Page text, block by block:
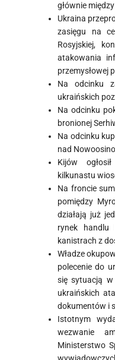
głównie
Ukraina
zasięgu na
Rosyjskiej,
atakowania
przemysłowej
Na odcinku
ukraińskich
Na odcinku
bronionej
Na odcinku
nad
Kijów
kilkunastu
Na froncie
pomiędzy
działają już
rynek handlu
kanistrach z
Władze
polecenie do
się sytuacją w
ukraińskich
dokumentów i
Istotnym
wezwanie
Ministerstwo